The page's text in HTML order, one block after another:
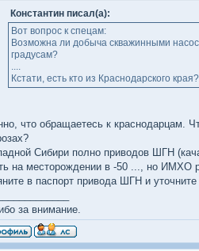
Константин писал(а):
Вот вопрос к спецам:
Возможна ли добыча скважинными
градусам?
....
Кстати, есть кто из Краснодарского
что обращаетесь к краснодарцам.
Сибири полно приводов ШГН
на месторождении в -50 ..., но ИМХО
в паспорт привода ШГН и
за внимание.